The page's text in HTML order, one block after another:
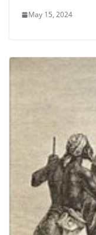
May 15, 2024